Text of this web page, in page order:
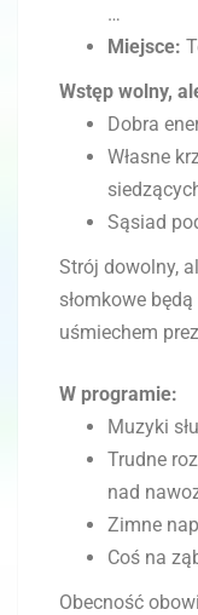
…
Miejsce:
Wstęp wolny,
Dobra
Własne
Sąsiad
Strój dowolny,
słomkowe
uśmiechem
W programie:
Muzyki
Trudne
nad
Zimne
Coś na
Obecność